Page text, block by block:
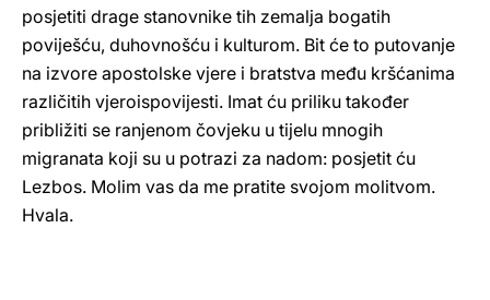
posjetiti drage stanovnike tih zemalja bogatih
poviješću, duhovnošću i kulturom. Bit će to putovanje
na izvore apostolske vjere i bratstva među kršćanima
različitih vjeroispovijesti. Imat ću priliku također
približiti se ranjenom čovjeku u tijelu mnogih
migranata koji su u potrazi za nadom: posjetit ću
Lezbos. Molim vas da me pratite svojom molitvom.
Hvala.